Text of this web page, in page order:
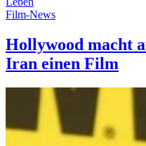
Film-News
Hollywood macht
Iran einen Film